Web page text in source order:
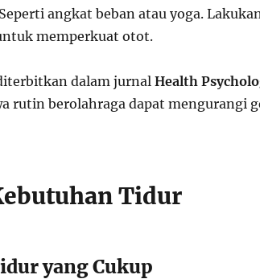
angkat beban atau yoga.
memperkuat otot.
dalam jurnalHealth
rutin berolahraga dapat mengurangi
Tidur
yang Cukup